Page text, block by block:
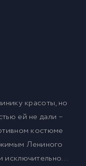
красоты, но
ей не дали –
костюме
Лениного
исключительно…